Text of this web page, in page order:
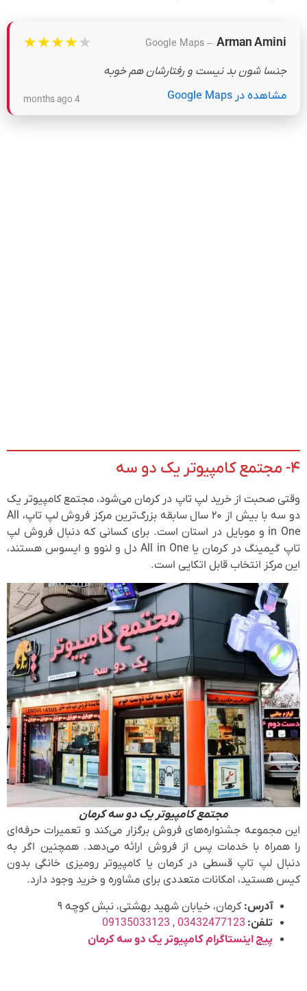
Arman Amini
– Google Maps
★★★★★
جنسا شون بد نیست و رفتارشان هم خوبه
مشاهده در Google Maps
4 months ago
۴- مجتمع کامپیوتر یک دو سه
وقتی صحبت از خرید لپ تاپ در کرمان می‌شود، مجتمع کامپیوتر یک
دو سه با بیش از ۲۰ سال سابقه بزرگ‌ترین مرکز فروش لپ تاپ، All
in One و موبایل در استان است. برای کسانی که دنبال فروش لپ
تاپ گیمینگ در کرمان یا All in One دل و لنوو و ایسوس هستند،
این مرکز انتخاب قابل اتکایی است.
مجتمع کامپیوتر یک دو سه کرمان
این مجموعه جشنواره‌های فروش برگزار می‌کند و تعمیرات حرفه‌ای
را همراه با خدمات پس از فروش ارائه می‌دهد. همچنین اگر به
دنبال لپ تاپ قسطی در کرمان یا کامپیوتر رومیزی خانگی بدون
کیس هستید، امکانات متعددی برای مشاوره و خرید وجود دارد.
آدرس: کرمان، خیابان شهید بهشتی، نبش کوچه ۹
تلفن: 03432477123
,
09135033123
پیج اینستاگرام کامپیوتر یک دو سه کرمان